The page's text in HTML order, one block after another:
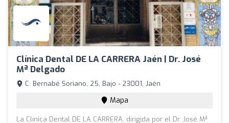
Clínica Dental DE LA CARRERA Jaén | Dr. José
Mª Delgado
C. Bernabé Soriano, 25, Bajo - 23001, Jaén
Mapa
La Clínica Dental DE LA CARRERA, dirigida por el Dr. José Mª